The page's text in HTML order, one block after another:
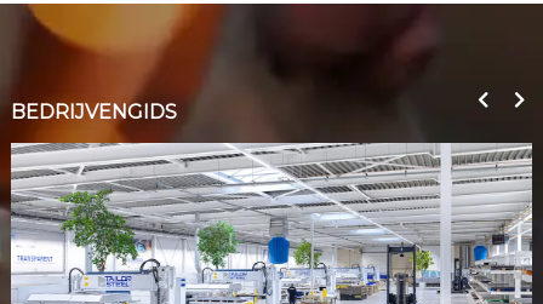
BEDRIJVENGIDS